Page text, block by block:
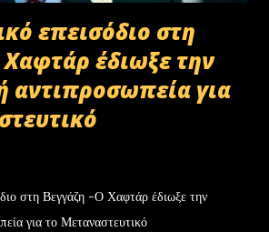
επεισόδιο στη
έδιωξε την
αντιπροσωπεία για
στη Βεγγάζη -Ο Χαφτάρ έδιωξε την
για το Μεταναστευτικό